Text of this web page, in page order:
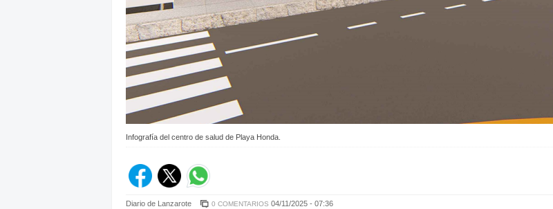
Infografía del centro de salud de Playa Honda.
Diario de Lanzarote 0 COMENTARIOS 04/11/2025 - 07:36